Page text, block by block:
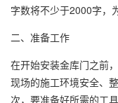
字数将不少于2000字，
二、准备工作
在开始安装金库门之前
现场的施工环境安全、
次，要准备好所需的工